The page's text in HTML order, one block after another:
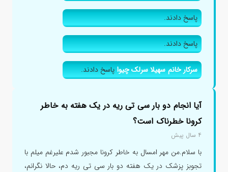
پاسخ دادند.
پاسخ دادند.
سرکار خانم سهیلا سرلک چیواپاسخ دادند.
آیا انجام دو بار سی تی ریه در یک هفته به خاطر
کرونا خطرناک است؟
۴ سال پیش
با سلام.من مهر امسال به خاطر کرونا مجبور شدم علیرغم میلم با
تجوبز پزشک در یک هفته دو بار سی تی ریه دم، حالا نگرانم،